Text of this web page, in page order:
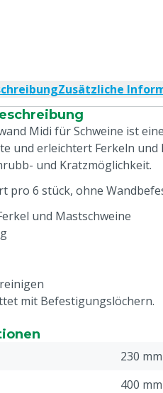
Zusätzliche
Midi für Schweine ist
und erleichtert Ferkeln
und Kratzmöglichkeit.
pro 6 stück, ohne
und Mastschweine
mit Befestigungslöchern.
230 mm
400 mm